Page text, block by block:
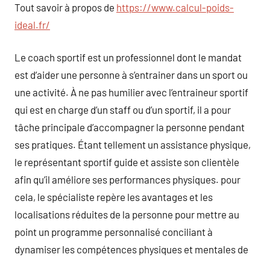
Tout savoir à propos de https://www.calcul-poids-
ideal.fr/
Le coach sportif est un professionnel dont le mandat
est d’aider une personne à s’entrainer dans un sport ou
une activité. À ne pas humilier avec l’entraineur sportif
qui est en charge d’un staff ou d’un sportif, il a pour
tâche principale d’accompagner la personne pendant
ses pratiques. Étant tellement un assistance physique,
le représentant sportif guide et assiste son clientèle
afin qu’il améliore ses performances physiques. pour
cela, le spécialiste repère les avantages et les
localisations réduites de la personne pour mettre au
point un programme personnalisé conciliant à
dynamiser les compétences physiques et mentales de